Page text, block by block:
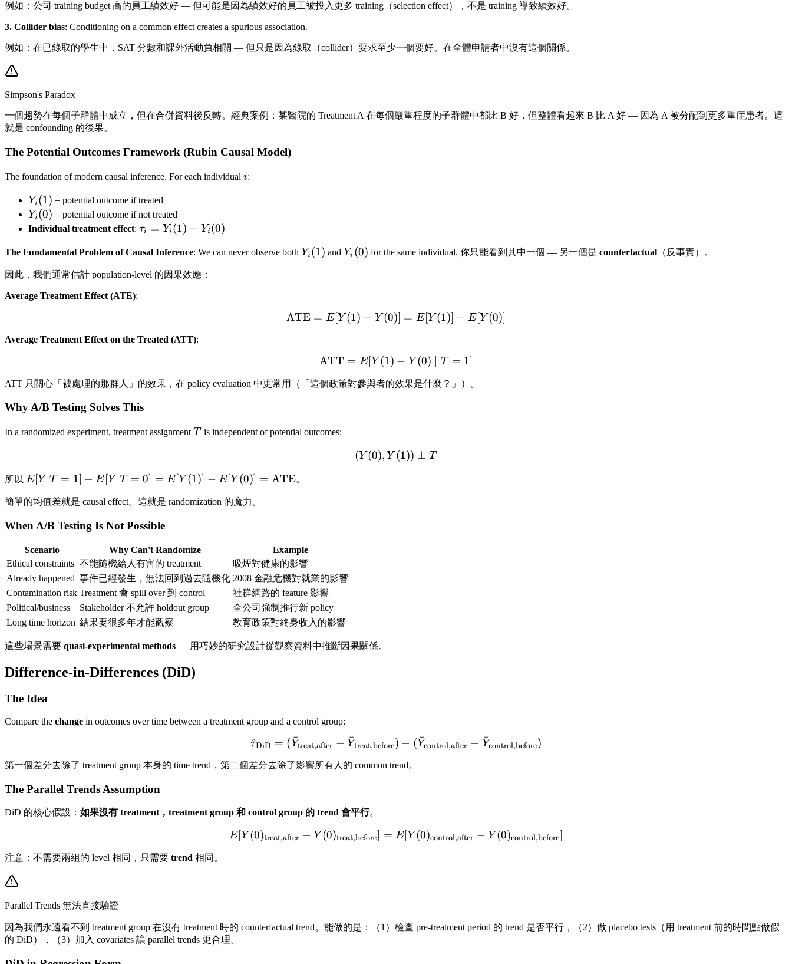
例如：公司 training budget 高的員工績效好 — 但可能是因為績效好的員工被投入更多 training（selection effect），不是 training 導致績效好。
3. Collider bias: Conditioning on a common effect creates a spurious association.
例如：在已錄取的學生中，SAT 分數和課外活動負相關 — 但只是因為錄取（collider）要求至少一個要好。在全體申請者中沒有這個關係。
Simpson's Paradox
一個趨勢在每個子群體中成立，但在合併資料後反轉。經典案例：某醫院的 Treatment A 在每個嚴重程度的子群體中都比 B 好，但整體看起來 B 比 A 好 — 因為 A 被分配到更多重症患者。這
就是 confounding 的後果。
The Potential Outcomes Framework (Rubin Causal Model)
The foundation of modern causal inference. For each individual i
i:
Y_i(1)
Yi (1) = potential outcome if treated
Y_i(0)
Yi (0) = potential outcome if not treated
Individual treatment effect: \tau_i
Y_i(1)
Y_i(0)
τi = Yi (1) − Yi (0)
The Fundamental Problem of Causal Inference: We can never observe both Y_i(1)
Yi (1) and Y_i(0)
Yi (0) for the same individual. 你只能看到其中一個 — 另一個是 counterfactual（反事實）。
因此，我們通常估計 population-level 的因果效應：
Average Treatment Effect (ATE):
\text{ATE} = E[Y(1) - Y(0)] = E[Y(1)] - E[Y(0)]
ATE = E[Y (1) − Y (0)] = E[Y (1)] − E[Y (0)]
Average Treatment Effect on the Treated (ATT):
\text{ATT} = E[Y(1) - Y(0) \mid T = 1]
ATT = E[Y (1) − Y (0) ∣ T = 1]
ATT 只關心「被處理的那群人」的效果，在 policy evaluation 中更常用（「這個政策對參與者的效果是什麼？」）。
Why A/B Testing Solves This
In a randomized experiment, treatment assignment T
T is independent of potential outcomes:
(Y(0), Y(1)) \perp T
(Y (0), Y (1)) ⊥ T
所以 E[Y|T=1] -
E[Y(1)] -
E[Y(0)] =
\text{ATE}
E [Y ∣T = 1] − E [Y ∣ T = 0] = E [Y (1)] − E [Y (0)] = ATE。
簡單的均值差就是 causal effect。這就是 randomization 的魔力。
When A/B Testing Is Not Possible
Scenario Why Can't Randomize
Example
Ethical constraints 不能隨機給人有害的 treatment
吸煙對健康的影響
Already happened 事件已經發生，無法回到過去隨機化 2008 金融危機對就業的影響
Contamination risk Treatment 會 spill over 到 control
社群網路的 feature 影響
Political/business
Stakeholder 不允許 holdout group
全公司強制推行新 policy
Long time horizon 結果要很多年才能觀察 教育政策對終身收入的影響
這些場景需要 quasi-experimental methods — 用巧妙的研究設計從觀察資料中推斷因果關係。
Difference-in-Differences (DiD)
The Idea
Compare the change in outcomes over time between a treatment group and a control group:
\hat{\tau}_{\text{DiD}} = (\bar{Y}_{\text{treat,after}} -
τ
^DiD = (Y
ˉtreat,after − Y
ˉtreat,before) − (Y
ˉcontrol,after − Y
ˉcontrol,before)
第一個差分去除了 treatment group 本身的 time trend，第二個差分去除了影響所有人的 common trend。
The Parallel Trends Assumption
DiD 的核心假設： 如果沒有 treatment，treatment group 和 control group 的 trend 會平行。
E[Y(0)_{\text{treat,after}} - Y(0)_{\text{treat,before}}] =
E[Y (0)treat,after − Y (0)treat,before] = E[Y (0)control,after − Y (0)control,before]
注意：不需要兩組的 level 相同，只需要 trend 相同。
Parallel Trends 無法直接驗證
因為我們永遠看不到 treatment group 在沒有 treatment 時的 counterfactual trend。能做的是：（1）檢查 pre-treatment period 的 trend 是否平行，（2）做 placebo tests（用 treatment 前的時間點做假
的 DiD），（3）加入 covariates 讓 parallel trends 更合理。